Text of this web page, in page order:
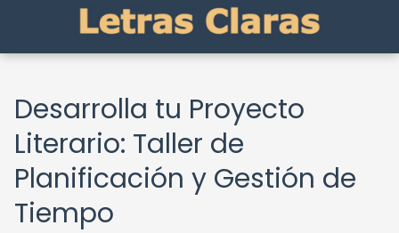
Desarrolla tu Proyecto
Literario: Taller de
Planificación y Gestión de
Tiempo